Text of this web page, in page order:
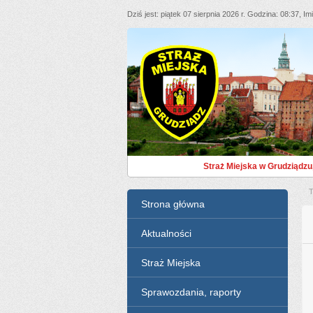
Dziś jest piątek 07 sierpnia 2026 r. Godzina 08:37
Straż Miejska Grudziądz
Straż Miejska w
Menu
Strona główna
Aktualności
Straż Miejska
Sprawozdania, raporty